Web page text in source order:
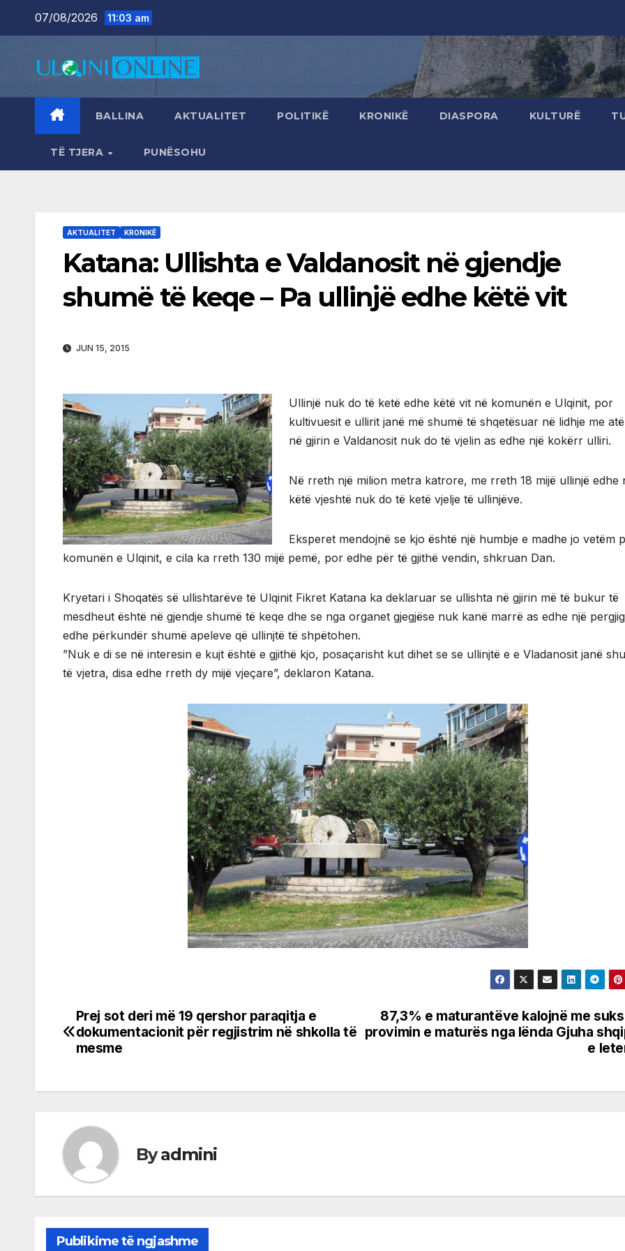
07/08/2026 11:03 am
BALLINA AKTUALITET POLITIKË KRONIKË DIASPORA KULTURË
TË TJERA PUNËSOHU
AKTUALITET KRONIKË
Katana: Ullishta e Valdanosit në gjendje
shumë të keqe – Pa ullinjë edhe këtë vit
JUN 15, 2015
Ullinjë nuk do të ketë edhe këtë vit në komunën e Ulqinit, por
kultivuesit e ullirit janë më shumë të shqetësuar në lidhje me
në gjirin e Valdanosit nuk do të vjelin as edhe një kokërr ulliri.
Në rreth një milion metra katrore, me rreth 18 mijë ullinjë edhe
këtë vjeshtë nuk do të ketë vjelje të ullinjëve.
Eksperet mendojnë se kjo është një humbje e madhe jo vetëm
komunën e Ulqinit, e cila ka rreth 130 mijë pemë, por edhe për të gjithë vendin, shkruan Dan.
Kryetari i Shoqatës së ullishtarëve të Ulqinit Fikret Katana ka deklaruar se ullishta në gjirin më të bukur të
mesdheut është në gjendje shumë të keqe dhe se nga organet gjegjëse nuk kanë marrë as edhe një
edhe përkundër shumë apeleve që ullinjtë të shpëtohen.
”Nuk e di se në interesin e kujt është e gjithë kjo, posaçarisht kut dihet se se ullinjtë e e Vladanosit janë
të vjetra, disa edhe rreth dy mijë vjeçare”, deklaron Katana.
Post
navigation
87,3% e maturantëve kalojnë me
provimin e maturës nga lënda Gjuha
e
Prej sot deri më 19 qershor paraqitja e
dokumentacionit për regjistrim në shkolla të
mesme
Byadmini
Publikime të ngjashme